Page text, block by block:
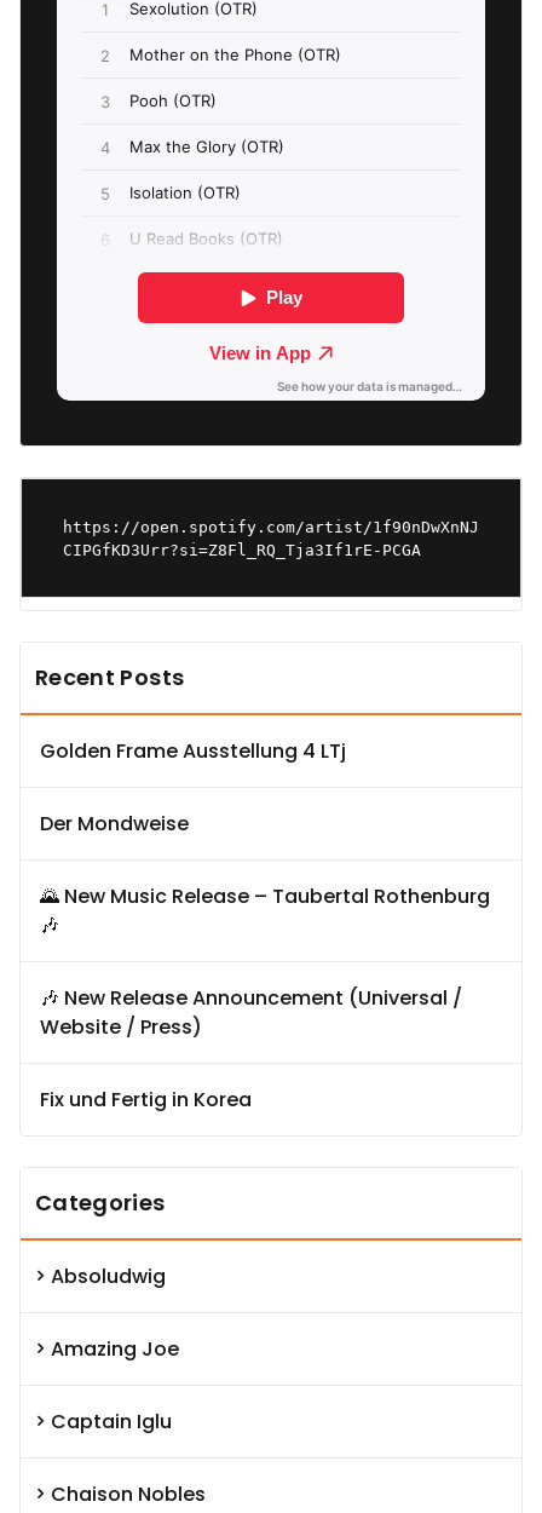
https://open.spotify.com/artist/1f90nDwXnNJ
CIPGfKD3Urr?si=Z8Fl_RQ_Tja3If1rE-PCGA
Recent Posts
Golden Frame Ausstellung 4 LTj
Der Mondweise
🌄 New Music Release – Taubertal Rothenburg
🎶
🎶 New Release Announcement (Universal /
Website / Press)
Fix und Fertig in Korea
Categories
Absoludwig
Amazing Joe
Captain Iglu
Chaison Nobles